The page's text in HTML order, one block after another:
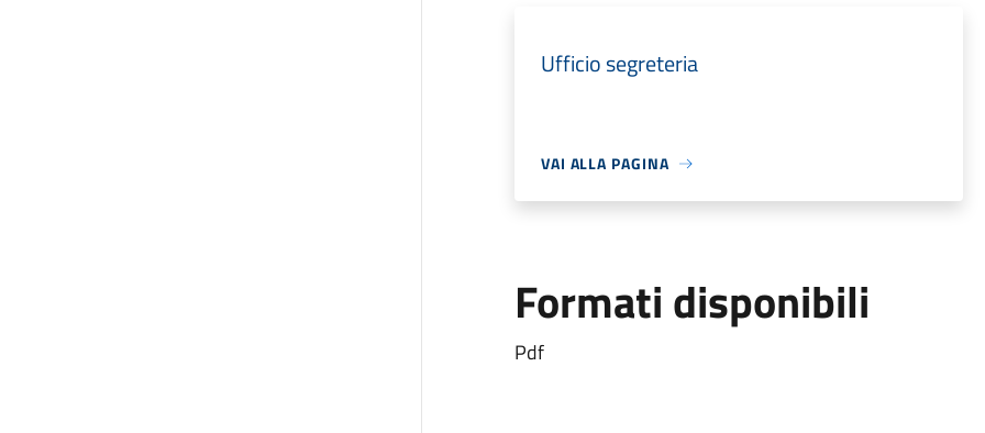
Ufficio segreteria
VAI ALLA PAGINA
Formati disponibili
Pdf